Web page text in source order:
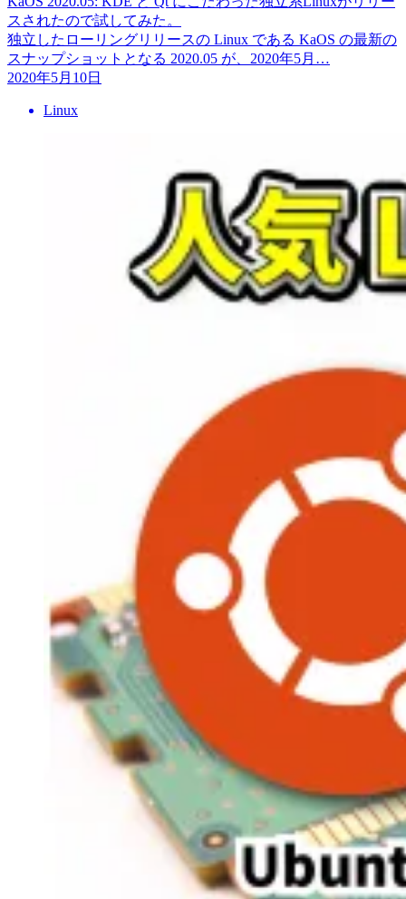
スされたので試してみた。
独立したローリングリリースの Linux である KaOS の最新の
スナップショットとなる 2020.05 が、2020年5月…
2020年5月10日
Linux